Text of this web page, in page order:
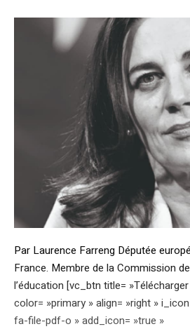
Par Laurence Farreng Députée
France. Membre de la Commission
l’éducation [vc_btn title= »Télécharger
color= »primary » align= »right »
fa-file-pdf-o » add_icon= »true »